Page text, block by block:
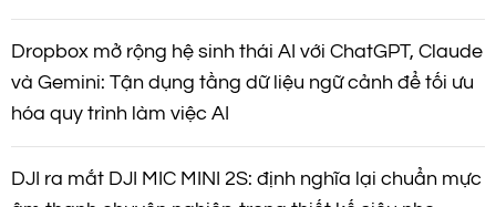
Dropbox mở rộng hệ sinh thái AI với ChatGPT, Claude
và Gemini: Tận dụng tầng dữ liệu ngữ cảnh để tối ưu
hóa quy trình làm việc AI
DJI ra mắt DJI MIC MINI 2S: định nghĩa lại chuẩn mực